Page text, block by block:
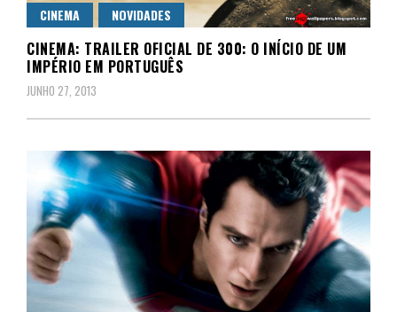
CINEMA NOVIDADES
CINEMA: TRAILER OFICIAL DE 300: O INÍCIO DE UM
IMPÉRIO EM PORTUGUÊS
JUNHO 27, 2013